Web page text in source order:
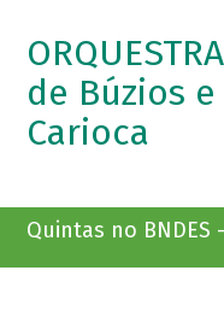
de Búzios
Carioca
Quintas no BNDES